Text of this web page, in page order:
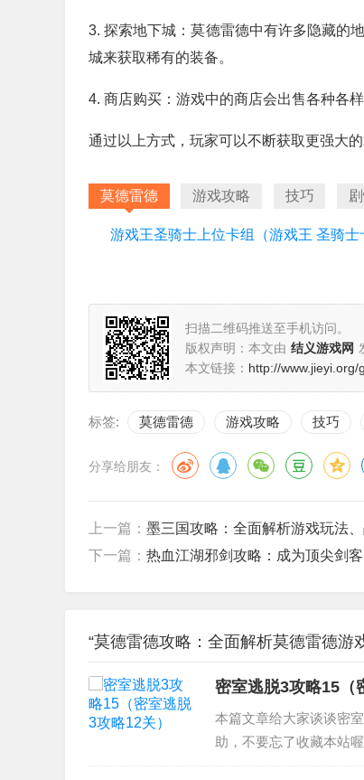
3. 探索地下城：莫德雷德中有许多隐藏的
城来获取稀有的装备。
4. 商店购买：游戏中的商店会出售各种各
通过以上方式，玩家可以不断获取更强大
莫德雷德 游戏攻略 技巧
游戏王圣骑士上位卡组（游戏王 圣骑士
扫描二维码推送至手机访问。
版权声明：本文由 结义游戏网
本文链接： http://
标签: 莫德雷德 游戏攻略 技巧
分享给朋友：
上一篇： 墨三国攻略：全面解析游戏玩法
下一篇： 热血江湖邪剑攻略：成为顶尖剑
“莫德雷德攻略：全面解析莫德雷德游
密室逃脱3攻略15（
本篇文章给大家谈谈密
助，不要忘了收藏本站
一章第五关怎么过 第一